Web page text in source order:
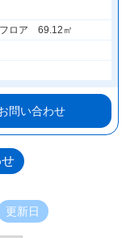
ロア 69.12㎡
問い合わせ
更新日